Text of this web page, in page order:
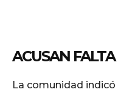
ACUSAN
La comunidad indicó